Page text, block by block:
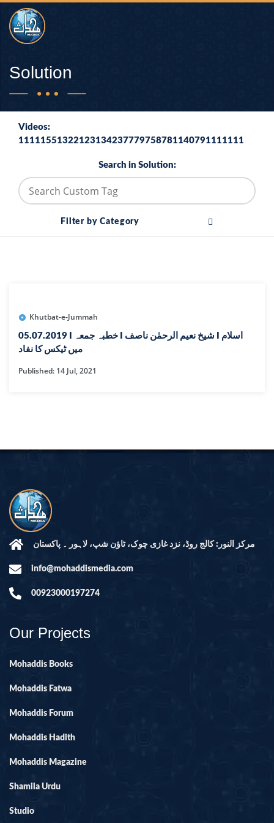
Solution
Videos:
11111551322123134237779758781140791111111
Search in Solution:
Filter by Category
Khutbat-e-Jummah
05.07.2019 I خطبہ جمعہ I شیخ نعیم الرحمٰن ناصف I اسلام
میں ٹیکس کا نفاد
Published: 14 Jul, 2021
مرکز النور: کالج روڈ، نزد غازی چوک، ٹاؤن شپ، لاہور ۔ پاکستان
info@mohaddismedia.com
00923000197274
Our Projects
Mohaddis Books
Mohaddis Fatwa
Mohaddis Forum
Mohaddis Hadith
Mohaddis Magazine
Shamila Urdu
Studio